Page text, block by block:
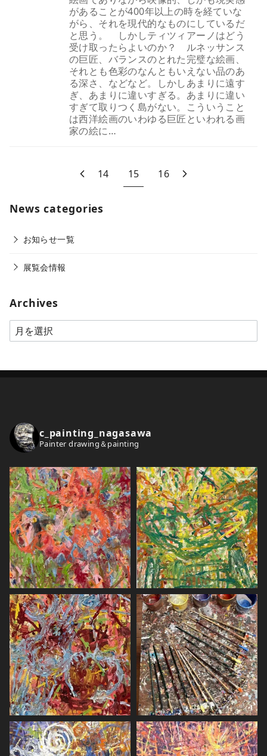
があることが400年以上の時を経ていな
がら、それを現代的なものにしているだ
と思う。 しかしティツィアーノはどう
受け取ったらよいのか？ ルネッサンス
の巨匠、バランスのとれた完璧な絵画、
それとも色彩のなんともいえない品のあ
る深さ、などなど。しかしあまりに遠す
ぎ、あまりに違いすぎる。あまりに違い
すぎて取りつく島がない。こういうこと
は西洋絵画のいわゆる巨匠といわれる画
家の絵に…
14 15 16
News categories
お知らせ一覧
展覧会情報
Archives
r
e
s
c_painting_nagasawa
Painter drawing＆painting